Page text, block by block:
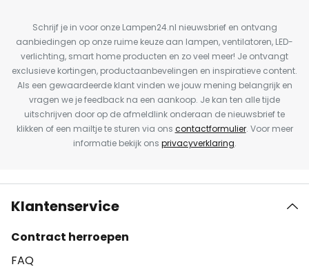
Schrijf je in voor onze Lampen24.nl nieuwsbrief en ontvang
aanbiedingen op onze ruime keuze aan lampen, ventilatoren, LED-
verlichting, smart home producten en zo veel meer! Je ontvangt
exclusieve kortingen, productaanbevelingen en inspiratieve content.
Als een gewaardeerde klant vinden we jouw mening belangrijk en
vragen we je feedback na een aankoop. Je kan ten alle tijde
uitschrijven door op de afmeldlink onderaan de nieuwsbrief te
klikken of een mailtje te sturen via ons contactformulier. Voor meer
informatie bekijk ons privacyverklaring.
Klantenservice
Contract herroepen
FAQ